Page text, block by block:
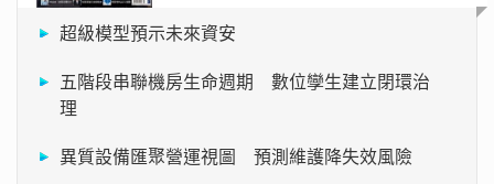
超級模型預示未來資安
五階段串聯機房生命週期 數位孿生建立閉環治
理
異質設備匯聚營運視圖 預測維護降失效風險